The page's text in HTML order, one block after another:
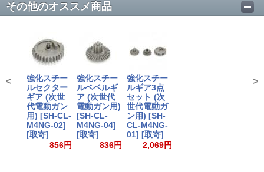
その他のオススメ商品
強化スチー
ルセクター
ギア (次世
代電動ガン
用) [SH-CL-
M4NG-02]
[取寄]
856円
強化スチー
ルベベルギ
ア (次世代
電動ガン用)
[SH-CL-
M4NG-04]
[取寄]
836円
強化スチー
ルギア3点
セット (次
世代電動ガ
ン用) [SH-
CL-M4NG-
01] [取寄]
2,069円
< >